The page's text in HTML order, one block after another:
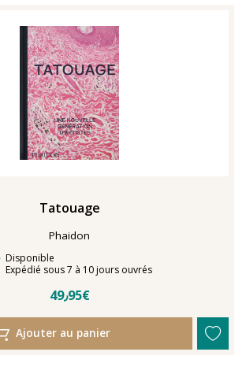
POUR SOIGNER
Tatouage
Phaidon
Disponibilité
Disponible
Délais de livraison
Expédié sous 7 à 10 jours ouvrés
49٫95€
Ajouter au panier